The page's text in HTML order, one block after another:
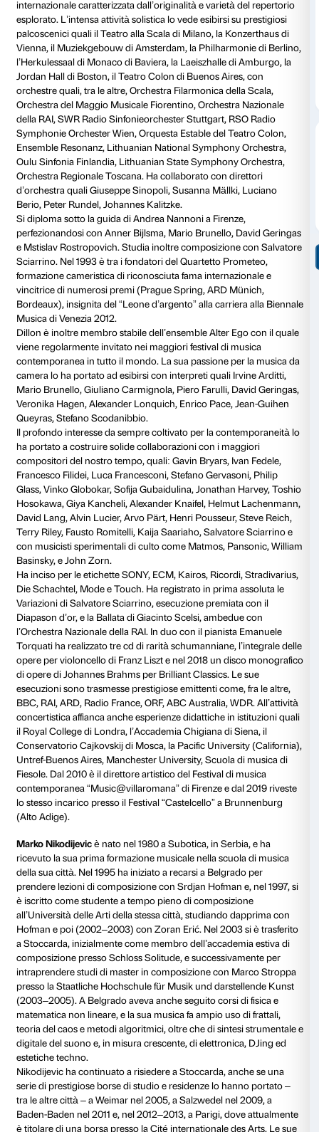
Programma
FRANCESCO DILLON violoncello
MARKO NIKODIJEVIC elettronica
Conversazione su Beato Angelicocon Carl Brandon
BRITTEN: Suite n. 3 in do minore per violoncello
ABEL: Arpeggio in re minore
NIKODIJEVIC: Nuova commissione
Biografie
Francesco Dillonha al suo attivo una brillante
internazionale caratterizzata dall’originalità e
esplorato. L’intensa attività solistica lo vede esibirsi
palcoscenici quali il Teatro alla Scala di Milano, la
Vienna, il Muziekgebouw di Amsterdam, la
l’Herkulessaal di Monaco di Baviera, la Laeiszhalle
Jordan Hall di Boston, il Teatro Colon di Buenos
orchestre quali, tra le altre, Orchestra Filarmonica
Orchestra del Maggio Musicale Fiorentino,
della RAI, SWR Radio Sinfonieorchester Stuttgart,
Symphonie Orchester Wien, Orquesta Estable del
Ensemble Resonanz, Lithuanian National
Oulu Sinfonia Finlandia, Lithuanian State
Orchestra Regionale Toscana. Ha collaborato con
d’orchestra quali Giuseppe Sinopoli, Susanna
Berio, Peter Rundel, Johannes Kalitzke.
Si diploma sotto la guida di Andrea Nannoni a
perfezionandosi con Anner Bijlsma, Mario Brunello,
e Mstislav Rostropovich. Studia inoltre
Sciarrino. Nel 1993 è tra i fondatori del Quartetto
formazione cameristica di riconosciuta fama
vincitrice di numerosi premi (Prague Spring, ARD
Bordeaux), insignita del “Leone d’argento” alla
Musica di Venezia 2012.
Dillon è inoltre membro stabile dell’ensemble Alter
contemporanea in tutto il mondo. La sua passione
camera lo ha portato ad esibirsi con interpreti quali
Mario Brunello, Giuliano Carmignola, Piero Farulli,
Veronika Hagen, Alexander Lonquich, Enrico Pace,
Queyras, Stefano Scodanibbio.
Il profondo interesse da sempre coltivato per la
ha portato a costruire solide collaborazioni con i
compositori del nostro tempo, quali: Gavin Bryars,
Francesco Filidei, Luca Francesconi, Stefano
Glass, Vinko Globokar, Sofija Gubaidulina, Jonathan
Hosokawa, Giya Kancheli, Alexander Knaifel,
David Lang, Alvin Lucier, Arvo Pärt, Henri Pousseur,
Terry Riley, Fausto Romitelli, Kaija Saariaho,
con musicisti sperimentali di culto come Matmos,
Basinsky, e John Zorn.